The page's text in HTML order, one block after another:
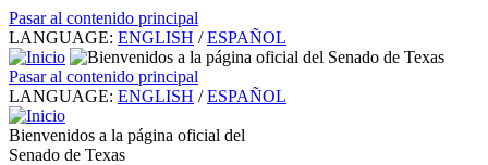
Pasar al contenido principal
LANGUAGE: ENGLISH / ESPAÑOL
Pasar al contenido principal
LANGUAGE: ENGLISH / ESPAÑOL
Bienvenidos a la página oficial del
Senado de Texas